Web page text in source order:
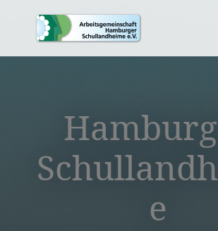
e